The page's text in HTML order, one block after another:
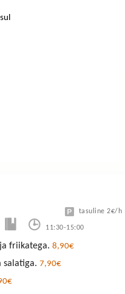
11:30-15:00
tasuline 2€/h
friikatega. 8,90€
salatiga. 7,90€